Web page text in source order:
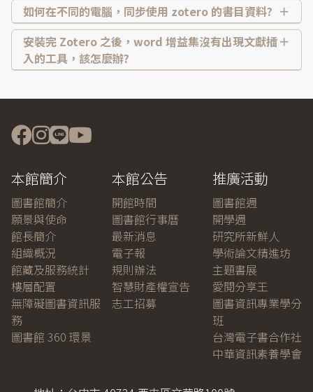
如何在不同的電腦，同步使用 zotero 的書目資料?
安裝完 Zotero 之後，word 增益集沒有出現文獻插
入的工具，該怎麼辦?
本館簡介
圖書館簡介
願景與使命
館長簡介
組織概況
館藏及服務統計
樓層配置
無障礙圖書資訊服
務
圖書館 360 環景
本館公告
開館時間
圖書館行事曆
最新消息
電子報
規則辦法
智慧財產權宣告
志工招募
推廣活動
圖書館週
開學週
研究所新鮮人
學術論文精進坊
主題書展
愛閱分享王
圖書資訊專業學分
班
台灣電子書合作社
中華資訊素養學會